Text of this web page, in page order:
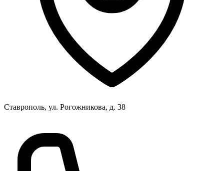
Ставрополь, ул. Рогожникова, д. 38